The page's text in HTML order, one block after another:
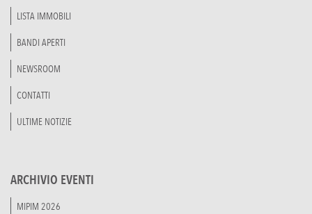
LISTA IMMOBILI
BANDI APERTI
NEWSROOM
CONTATTI
ULTIME NOTIZIE
ARCHIVIO EVENTI
MIPIM 2026